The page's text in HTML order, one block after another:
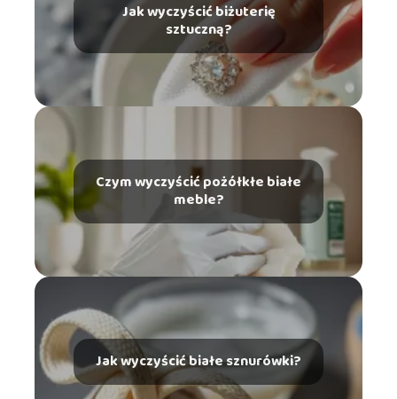
Jak wyczyścić biżuterię
sztuczną?
Czym wyczyścić pożółkłe białe
meble?
Jak wyczyścić białe sznurówki?